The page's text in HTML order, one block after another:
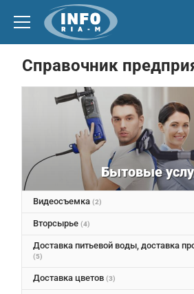
Пароль
Забыл пароль
Вход
Справочник
Бытовые
Видеосъемка (2)
Вторсырье (4)
Доставка питьевой воды, доставка
(5)
Доставка цветов (3)